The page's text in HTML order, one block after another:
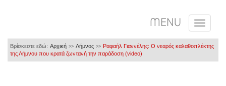
MENU
Βρίσκεστε εδώ: Αρχική >> Λήμνος >> Ραφαήλ Γιαννέλης: Ο νεαρός καλαθοπλέκτης
της Λήμνου που κρατά ζωντανή την παράδοση (video)